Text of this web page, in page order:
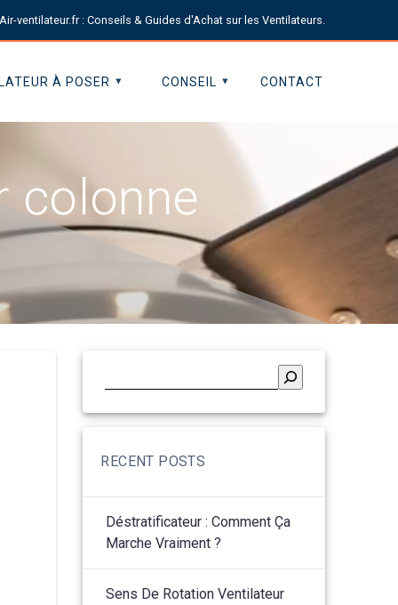
ventilateur.fr : Conseils & Guides d'Achat sur les Ventilateurs.
À POSER CONSEIL CONTACT
colonne
RECENT POSTS
Déstratificateur : Comment Ça
Marche Vraiment ?
Sens De Rotation Ventilateur